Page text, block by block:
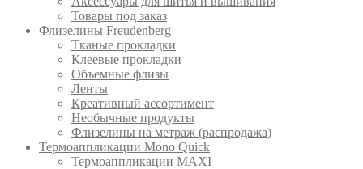
Товары под заказ
Флизелины Freudenberg
Тканые прокладки
Клеевые прокладки
Объемные флизы
Ленты
Креативный ассортимент
Необычные продукты
Флизелины на метраж (распродажа)
Термоаппликации Mono Quick
Термоаппликации MAXI